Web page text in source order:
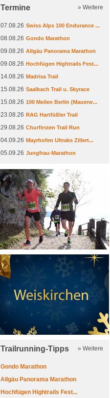
Termine » Weitere
07.08.26 Swiss Alps 100 Endurance ...
08.08.26 Gondo Marathon
09.08.26 Allgäu Panorama Marathon
09.08.26 Hochfügen Hightrails Fest...
14.08.26 Madrisa Trail
15.08.26 Saalbach Trail u. Skyrace
15.08.26 100 Meilen Berlin (Mauerw...
23.08.26 RAG Hartfüßler Trail
29.08.26 Churfirsten Trail Run
04.09.26 Mayrhofen Ultraks Zillert...
05.09.26 Jungfrau-Marathon
Trailrunning-Tipps » Weitere
Gondo Marathon
Allgäu Panorama Marathon
Hochfügen Hightrails Fest...